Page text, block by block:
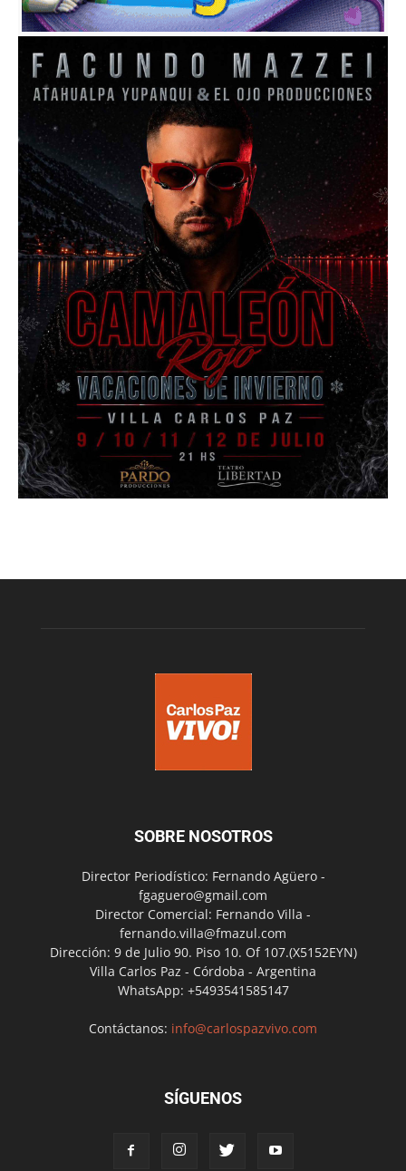
SOBRE NOSOTROS
Director Periodístico: Fernando Agüero -
fgaguero@gmail.com
Director Comercial: Fernando Villa -
fernando.villa@fmazul.com
Dirección: 9 de Julio 90. Piso 10. Of 107.(X5152EYN)
Villa Carlos Paz - Córdoba - Argentina
WhatsApp: +5493541585147
Contáctanos: info@carlospazvivo.com
SÍGUENOS